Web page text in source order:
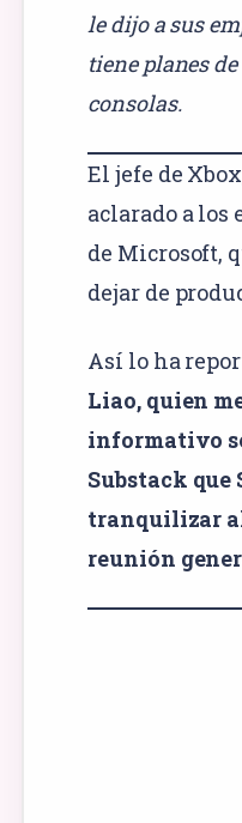
le dijo a sus
tiene planes
consolas.
El jefe de
aclarado a los
de Microsoft,
dejar de
Así lo ha
Liao, quien
informativo
Substack que
tranquilizar
reunión